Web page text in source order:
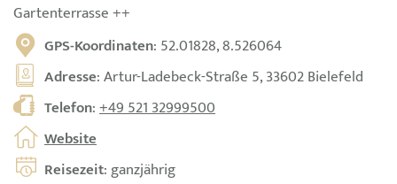
Gartenterrasse ++
GPS-Koordinaten: 52.01828, 8.526064
Adresse: Artur-Ladebeck-Straße 5, 33602 Bielefeld
Telefon:+49 521 32999500
Website
Reisezeit: ganzjährig